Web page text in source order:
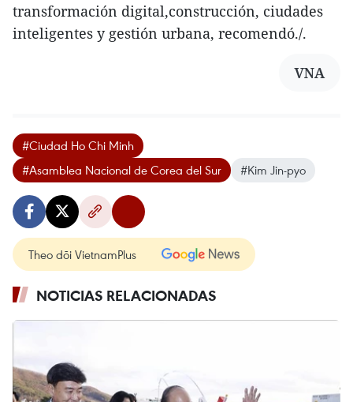
transformación digital,construcción, ciudades
inteligentes y gestión urbana, recomendó./.
VNA
#Ciudad Ho Chi Minh
#Asamblea Nacional de Corea del Sur
#Kim Jin-pyo
Theo dõi VietnamPlus
NOTICIAS RELACIONADAS